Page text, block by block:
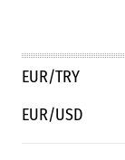
EUR/TRY
EUR/USD